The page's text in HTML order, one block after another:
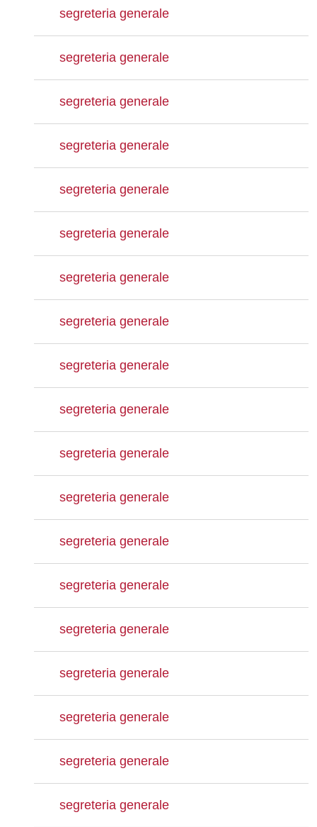
segreteria generale
segreteria generale
segreteria generale
segreteria generale
segreteria generale
segreteria generale
segreteria generale
segreteria generale
segreteria generale
segreteria generale
segreteria generale
segreteria generale
segreteria generale
segreteria generale
segreteria generale
segreteria generale
segreteria generale
segreteria generale
segreteria generale